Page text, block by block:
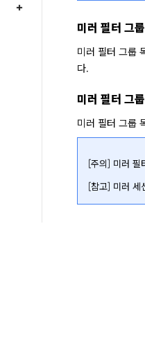
미러 필터 그
미러 필터 그룹
다.
미러 필터 그
미러 필터 그룹
[주의] 미러 필
[참고] 미러 세